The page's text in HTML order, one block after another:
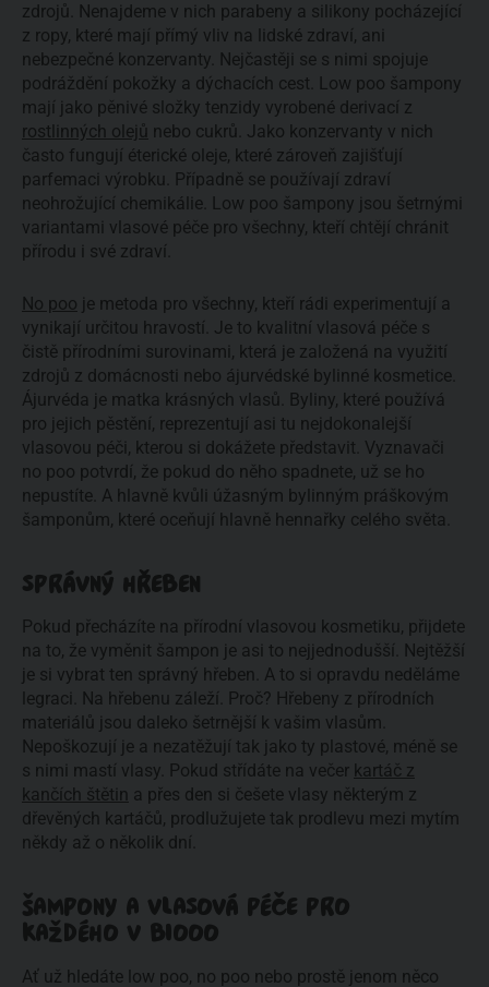
zdrojů. Nenajdeme v nich parabeny a silikony pocházející
z ropy, které mají přímý vliv na lidské zdraví, ani
nebezpečné konzervanty. Nejčastěji se s nimi spojuje
podráždění pokožky a dýchacích cest. Low poo šampony
mají jako pěnivé složky tenzidy vyrobené derivací z
rostlinných olejů nebo cukrů. Jako konzervanty v nich
často fungují éterické oleje, které zároveň zajišťují
parfemaci výrobku. Případně se používají zdraví
neohrožující chemikálie. Low poo šampony jsou šetrnými
variantami vlasové péče pro všechny, kteří chtějí chránit
přírodu i své zdraví.
No poo je metoda pro všechny, kteří rádi experimentují a
vynikají určitou hravostí. Je to kvalitní vlasová péče s
čistě přírodními surovinami, která je založená na využití
zdrojů z domácnosti nebo ájurvédské bylinné kosmetice.
Ájurvéda je matka krásných vlasů. Byliny, které používá
pro jejich pěstění, reprezentují asi tu nejdokonalejší
vlasovou péči, kterou si dokážete představit. Vyznavači
no poo potvrdí, že pokud do něho spadnete, už se ho
nepustíte. A hlavně kvůli úžasným bylinným práškovým
šamponům, které oceňují hlavně hennařky celého světa.
SPRÁVNÝ HŘEBEN
Pokud přecházíte na přírodní vlasovou kosmetiku, přijdete
na to, že vyměnit šampon je asi to nejjednodušší. Nejtěžší
je si vybrat ten správný hřeben. A to si opravdu neděláme
legraci. Na hřebenu záleží. Proč? Hřebeny z přírodních
materiálů jsou daleko šetrnější k vašim vlasům.
Nepoškozují je a nezatěžují tak jako ty plastové, méně se
s nimi mastí vlasy. Pokud střídáte na večer kartáč z
kančích štětin a přes den si češete vlasy některým z
dřevěných kartáčů, prodlužujete tak prodlevu mezi mytím
někdy až o několik dní.
ŠAMPONY A VLASOVÁ PÉČE PRO
KAŽDÉHO V BIOOO
Ať už hledáte low poo, no poo nebo prostě jenom něco